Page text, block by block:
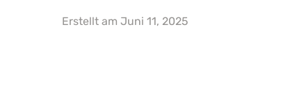
Erstellt am Juni 11, 2025